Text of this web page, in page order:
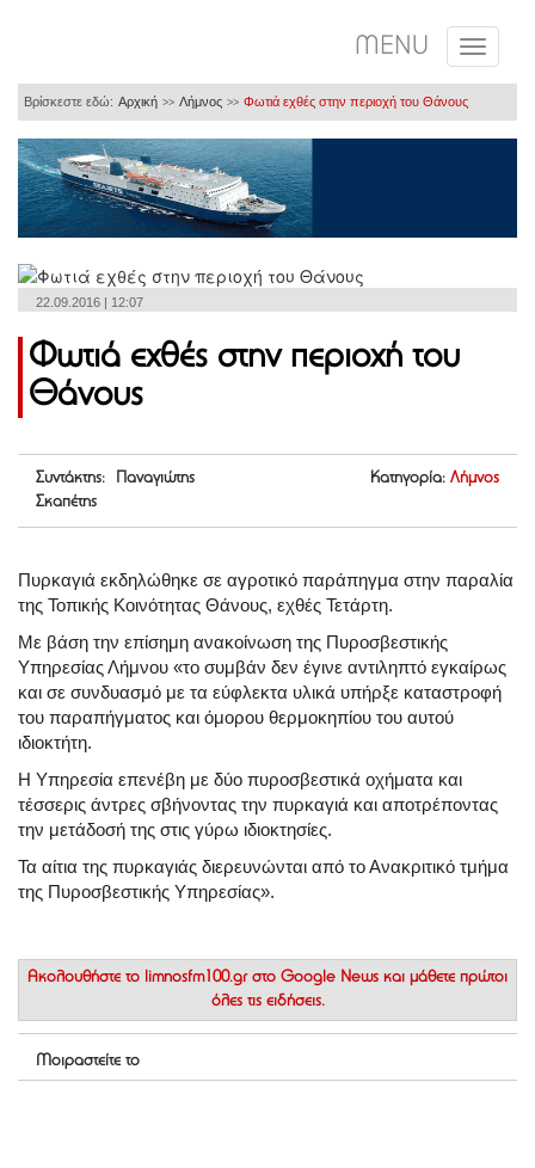
MENU
Βρίσκεστε εδώ: Αρχική >> Λήμνος >> Φωτιά εχθές στην περιοχή του Θάνους
22.09.2016 | 12:07
Φωτιά εχθές στην περιοχή του
Θάνους
Συντάκτης: Παναγιώτης
Σκαπέτης
Κατηγορία: Λήμνος
Πυρκαγιά εκδηλώθηκε σε αγροτικό παράπηγμα στην παραλία
της Τοπικής Κοινότητας Θάνους, εχθές Τετάρτη.
Με βάση την επίσημη ανακοίνωση της Πυροσβεστικής
Υπηρεσίας Λήμνου «το συμβάν δεν έγινε αντιληπτό εγκαίρως
και σε συνδυασμό με τα εύφλεκτα υλικά υπήρξε καταστροφή
του παραπήγματος και όμορου θερμοκηπίου του αυτού
ιδιοκτήτη.
Η Υπηρεσία επενέβη με δύο πυροσβεστικά οχήματα και
τέσσερις άντρες σβήνοντας την πυρκαγιά και αποτρέποντας
την μετάδοσή της στις γύρω ιδιοκτησίες.
Τα αίτια της πυρκαγιάς διερευνώνται από το Ανακριτικό τμήμα
της Πυροσβεστικής Υπηρεσίας».
Ακολουθήστε το limnosfm100.gr στο Google News και μάθετε πρώτοι
όλες τις ειδήσεις.
Μοιραστείτε το